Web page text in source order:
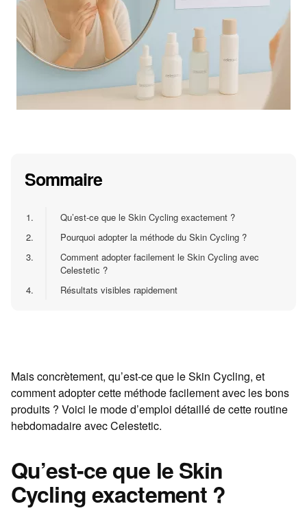
Sommaire
1.
Qu’est-ce que le Skin Cycling exactement ?
2.
Pourquoi adopter la méthode du Skin Cycling ?
3.
Comment adopter facilement le Skin Cycling avec
Celestetic ?
4.
Résultats visibles rapidement
Mais concrètement, qu’est-ce que le Skin Cycling, et
comment adopter cette méthode facilement avec les bons
produits ? Voici le mode d’emploi détaillé de cette routine
hebdomadaire avec Celestetic.
Qu’est-ce que le Skin
Cycling exactement ?